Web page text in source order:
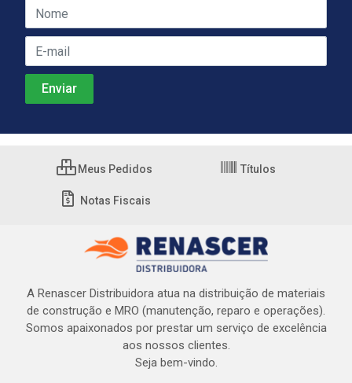
Meus Pedidos Títulos
Notas Fiscais
A Renascer Distribuidora atua na distribuição de materiais
de construção e MRO (manutenção, reparo e operações).
Somos apaixonados por prestar um serviço de excelência
aos nossos clientes.
Seja bem-vindo.